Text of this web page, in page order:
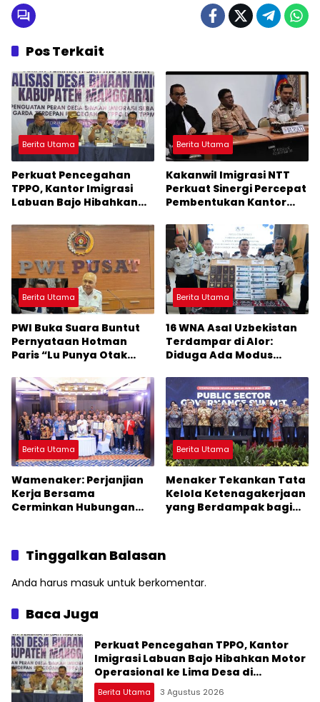
Pos Terkait
Berita Utama
Perkuat Pencegahan
TPPO, Kantor Imigrasi
Labuan Bajo Hibahkan
Lima Desa di Manggarai
Berita Utama
Kakanwil Imigrasi NTT
Perkuat Sinergi Percepat
Pembentukan Kantor
Berita Utama
PWI Buka Suara Buntut
Pernyataan Hotman
Paris “Lu Punya Otak
Wartawan
Berita Utama
16 WNA Asal Uzbekistan
Terdampar di Alor:
Diduga Ada Modus
Terorganisir
Berita Utama
Wamenaker: Perjanjian
Kerja Bersama
Cerminkan Hubungan
Berita Utama
Menaker Tekankan Tata
Kelola Ketenagakerjaan
yang Berdampak bagi
Tinggalkan Balasan
Anda harus masuk untuk berkomentar.
Baca Juga
Perkuat Pencegahan TPPO, Kantor
Imigrasi Labuan Bajo Hibahkan Motor
Operasional ke Lima Desa di
Manggarai
Berita Utama 3 Agustus 2026